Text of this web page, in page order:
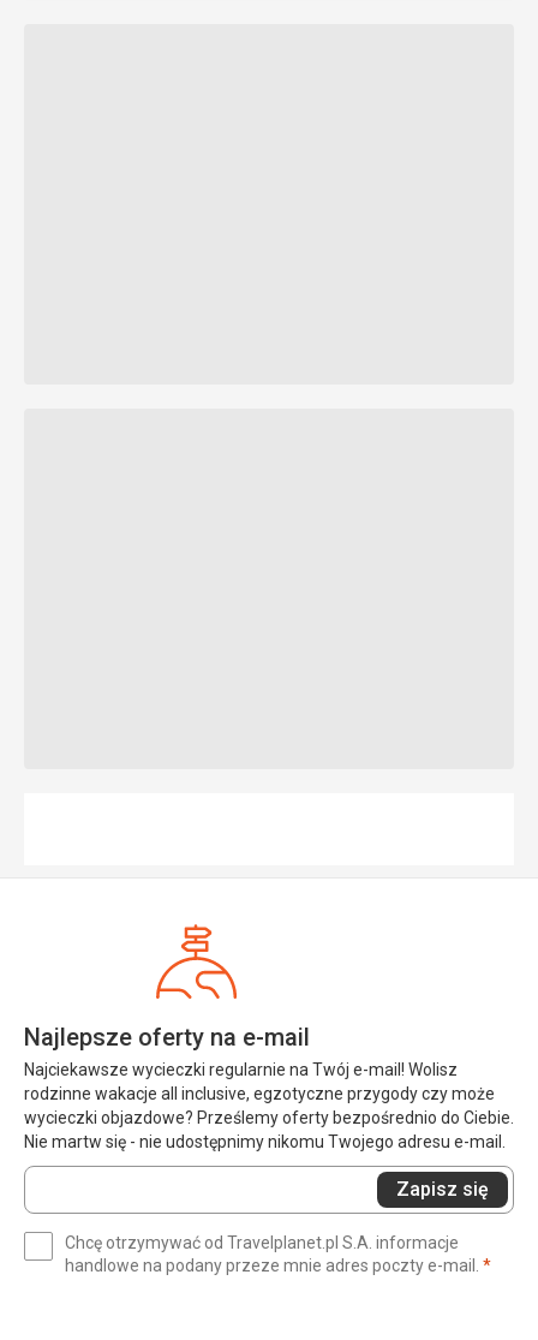
Najlepsze oferty na e-mail
Najciekawsze wycieczki regularnie na Twój e-mail! Wolisz
rodzinne wakacje all inclusive, egzotyczne przygody czy może
wycieczki objazdowe? Prześlemy oferty bezpośrednio do Ciebie.
Nie martw się - nie udostępnimy nikomu Twojego adresu e-mail.
Wprowadź
swój
(wymagane)
Zapisz się
Chcę otrzymywać od Travelplanet.pl S.A. informacje
handlowe na podany przeze mnie adres poczty e-mail. *